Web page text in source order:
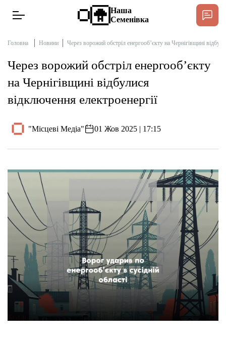
Новини
Інтерв’ю
Тексти
Довідник
Редакційна політика
Етичний кодекс
Рекламні прайси
Про нас
Наша
Семенівка
Головна Новини Через ворожий обстріл енергооб’єкту на Чернігівщині
Через ворожий обстріл енергооб’єкту
на Чернігівщині відбулися
відключення електроенергії
"Місцеві Медіа" 01 Жов 2025 | 17:15